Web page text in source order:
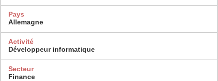
Pays
Allemagne
Activité
Développeur informatique
Secteur
Finance